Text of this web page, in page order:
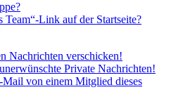
Team“-Link auf der Startseite?
Nachrichten verschicken!
Private Nachrichten!
Mail von einem Mitglied dieses